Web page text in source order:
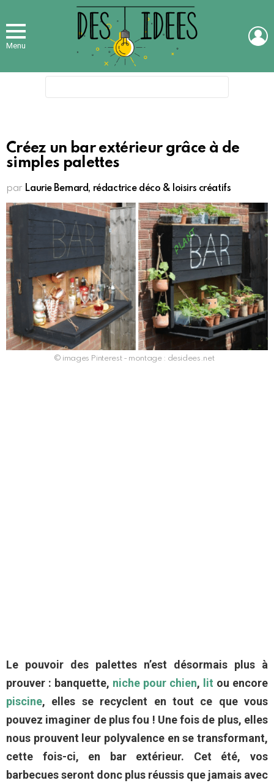
Menu
Créez un bar extérieur grâce à de
simples palettes
par Laurie Bernard, rédactrice déco & loisirs créatifs
© images Pinterest - montage : desidees.net
Le pouvoir des palettes n’est désormais plus à
prouver : banquette, niche pour chien, lit ou encore
piscine, elles se recyclent en tout ce que vous
pouvez imaginer de plus fou ! Une fois de plus, elles
nous prouvent leur polyvalence en se transformant,
cette fois-ci, en bar extérieur. Cet été, vos
barbecues seront donc plus réussis que jamais avec